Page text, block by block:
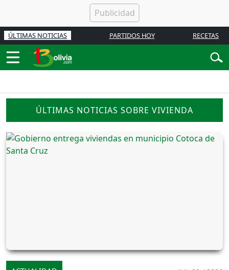
ÚLTIMAS NOTICIAS PARTIDOS HOY RECETAS
ÚLTIMAS NOTICIAS SOBRE VIVIENDA